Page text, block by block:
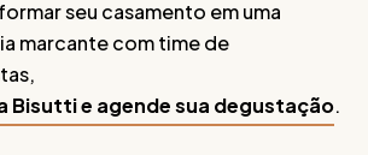
seu casamento em uma
marcante com time de
Bisutti e agende sua degustação.